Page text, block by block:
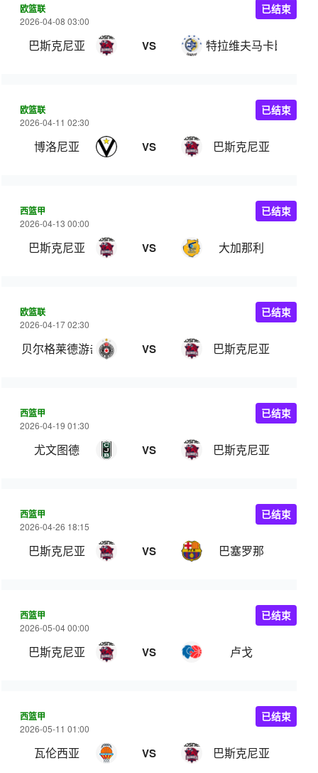
欧篮联
2026-04-08 03:00
巴斯克尼亚 VS 特拉维夫马卡比
已结束
欧篮联
2026-04-11 02:30
博洛尼亚 VS 巴斯克尼亚
已结束
西篮甲
2026-04-13 00:00
巴斯克尼亚 VS 大加那利
已结束
欧篮联
2026-04-17 02:30
贝尔格莱德游击 VS 巴斯克尼亚
已结束
西篮甲
2026-04-19 01:30
尤文图德 VS 巴斯克尼亚
已结束
西篮甲
2026-04-26 18:15
巴斯克尼亚 VS 巴塞罗那
已结束
西篮甲
2026-05-04 00:00
巴斯克尼亚 VS 卢戈
已结束
西篮甲
2026-05-11 01:00
瓦伦西亚 VS 巴斯克尼亚
已结束